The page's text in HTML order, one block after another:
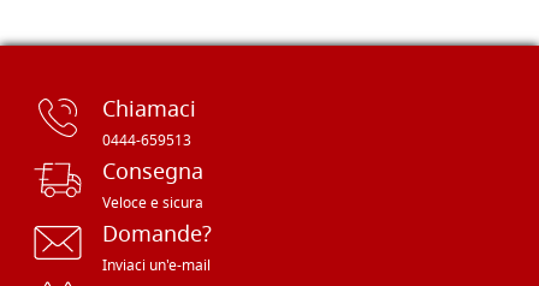
Chiamaci
0444-659513
Consegna
Veloce e sicura
Domande?
Inviaci un'e-mail